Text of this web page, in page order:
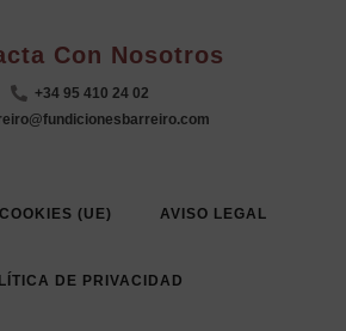
Con Nosotros
+34 95 410 24 02
(UE) AVISO LEGAL
DE PRIVACIDAD